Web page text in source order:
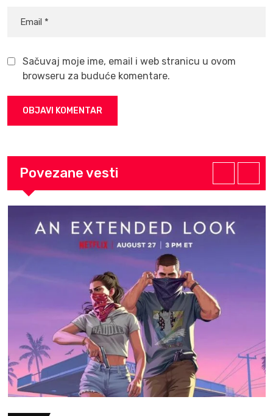
Sačuvaj moje ime, email i web stranicu u ovom
browseru za buduće komentare.
Povezane vesti